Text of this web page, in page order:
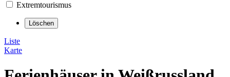
Extremtourismus
Liste
Karte